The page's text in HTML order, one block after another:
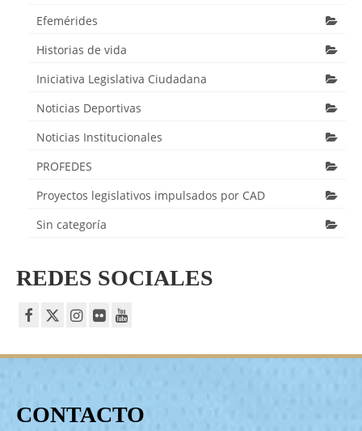
Efemérides
Historias de vida
Iniciativa Legislativa Ciudadana
Noticias Deportivas
Noticias Institucionales
PROFEDES
Proyectos legislativos impulsados por CAD
Sin categoría
REDES SOCIALES
CONTACTO